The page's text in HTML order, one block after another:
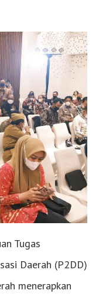
Tugas
Daerah (P2DD)
menerapkan